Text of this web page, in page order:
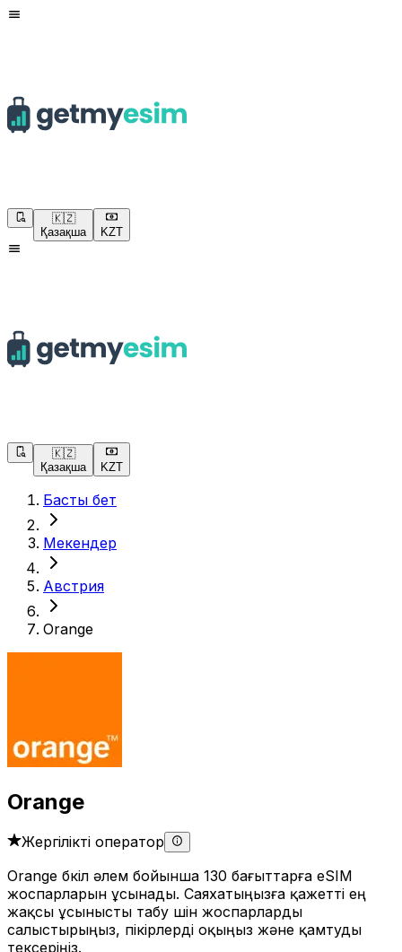
🇰🇿
Қазақша
KZT
🇰🇿
Қазақша
KZT
Басты бет
Мекендер
Австрия
Orange
Orange
Жергілікті оператор
Orange бүкіл әлем бойынша 130 бағыттарға eSIM
жоспарларын ұсынады. Саяхатыңызға қажетті ең
жақсы ұсынысты табу үшін жоспарларды
салыстырыңыз, пікірлерді оқыңыз және қамтуды
тексеріңіз.